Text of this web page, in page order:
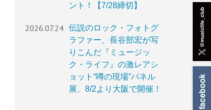
ント！【7/28締切】
2026.07.24 伝説のロック・フォトグ
ラファー、長谷部宏が写
りこんだ『ミュージッ
ク・ライフ』の激レアシ
ョット“噂の現場”パネル
展、8/2より大阪で開催！